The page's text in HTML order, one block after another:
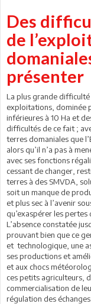
Des
de
présenter
La plus grande
exploitations, dominée
inférieures à 10 Ha et
difficultés de ce fait ;
terres domaniales que
alors qu’il n’a pas à
avec ses fonctions
cessant de changer,
terres à des SMVDA,
soit un manque de
et plus sec à l’avenir
qu’exaspérer les pertes
L’absence constatée
prouvant bien que ce
et technologique, une
ses productions et
et aux chocs
ces petits agriculteurs,
commercialisation de
régulation des échanges.